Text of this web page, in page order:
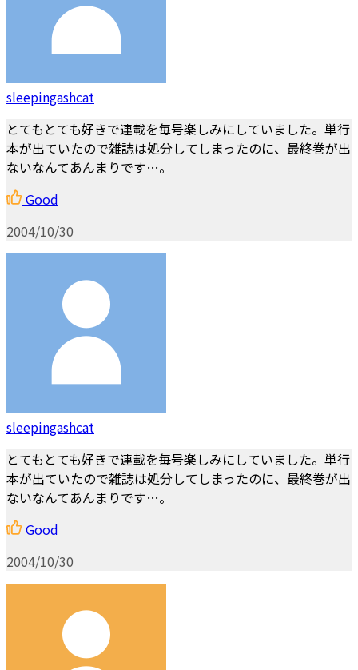
sleepingashcat
とてもとても好きで連載を毎号楽しみにしていました。単行
本が出ていたので雑誌は処分してしまったのに、最終巻が出
ないなんてあんまりです…。
Good
2004/10/30
sleepingashcat
とてもとても好きで連載を毎号楽しみにしていました。単行
本が出ていたので雑誌は処分してしまったのに、最終巻が出
ないなんてあんまりです…。
Good
2004/10/30